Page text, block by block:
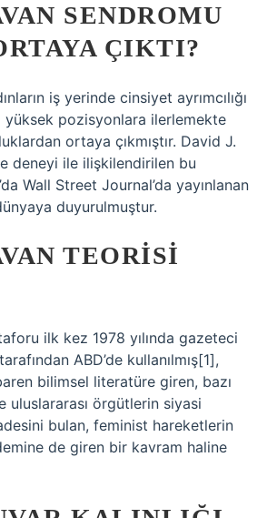
SENDROMU
ÇIKTI?
iş yerinde cinsiyet ayrımcılığı
yüksek pozisyonlara ilerlemekte
ortaya çıkmıştır. David J.
deneyi ile ilişkilendirilen bu
Wall Street Journal’da yayınlanan
duyurulmuştur.
TEORISI
ilk kez 1978 yılında gazeteci
ABD’de kullanılmış[1],
bilimsel literatüre giren, bazı
uluslararası örgütlerin siyasi
bulan, feminist hareketlerin
de giren bir kavram haline